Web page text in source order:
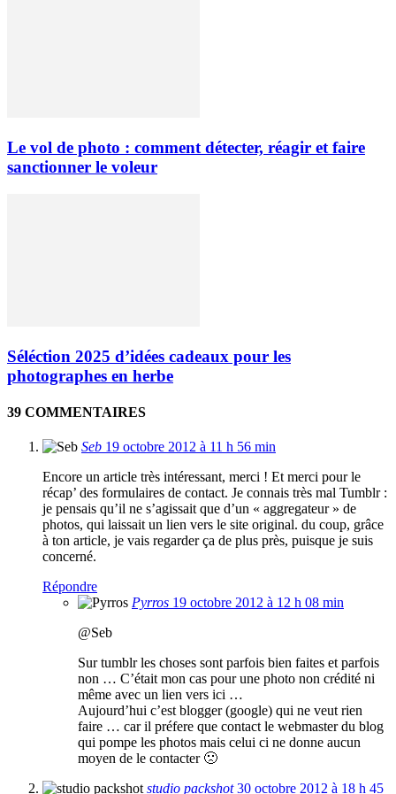
Le vol de photo : comment détecter, réagir et faire
sanctionner le voleur
Séléction 2025 d’idées cadeaux pour les
photographes en herbe
39 COMMENTAIRES
Seb 19 octobre 2012 à 11 h 56 min
Encore un article très intéressant, merci ! Et merci pour le
récap’ des formulaires de contact. Je connais très mal Tumblr :
je pensais qu’il ne s’agissait que d’un « aggregateur » de
photos, qui laissait un lien vers le site original. du coup, grâce
à ton article, je vais regarder ça de plus près, puisque je suis
concerné.
Répondre
Pyrros 19 octobre 2012 à 12 h 08 min
@Seb
Sur tumblr les choses sont parfois bien faites et parfois
non … C’était mon cas pour une photo non crédité ni
même avec un lien vers ici …
Aujourd’hui c’est blogger (google) qui ne veut rien
faire … car il préfere que contact le webmaster du blog
qui pompe les photos mais celui ci ne donne aucun
moyen de le contacter 🙁
studio packshot 30 octobre 2012 à 18 h 45